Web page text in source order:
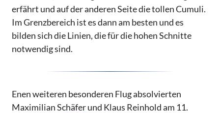
erfährt und auf der anderen Seite die tollen Cumuli.
Im Grenzbereich ist es dann am besten und es
bilden sich die Linien, die für die hohen Schnitte
notwendig sind.
Enen weiteren besonderen Flug absolvierten
Maximilian Schäfer und Klaus Reinhold am 11.